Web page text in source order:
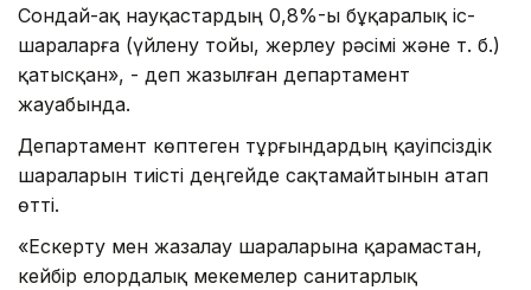
Сондай-ақ науқастардың 0,8%-ы бұқаралық іс-
шараларға (үйлену тойы, жерлеу рәсімі және т. б.)
қатысқан», - деп жазылған департамент
жауабында.
Департамент көптеген тұрғындардың қауіпсіздік
шараларын тиісті деңгейде сақтамайтынын атап
өтті.
«Ескерту мен жазалау шараларына қарамастан,
кейбір елордалық мекемелер санитарлық